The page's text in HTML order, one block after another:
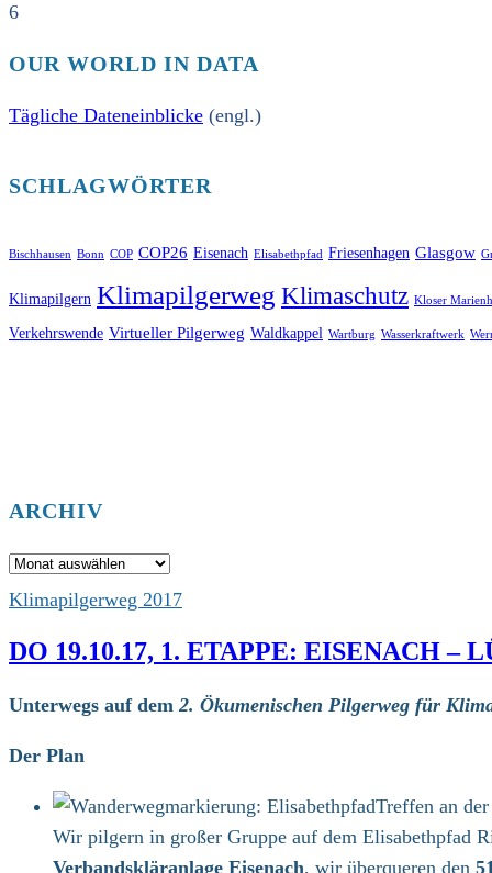
6
OUR WORLD IN DATA
Tägliche Dateneinblicke (engl.)
SCHLAGWÖRTER
Bischhausen Bonn COP COP26 Eisenach Elisabethpfad Friesenhagen Glasgow
Klimapilgern Klimapilgerweg Klimaschutz Kloser
Verkehrswende Virtueller Pilgerweg Waldkappel Wartburg Wasserkraftwerk
ARCHIV
Archiv
Klimapilgerweg 2017
DO 19.10.17, 1. ETAPPE: EISENACH –
Unterwegs auf dem 2. Ökumenischen Pilgerweg für
Der Plan
Treffen an
Wir pilgern in großer Gruppe auf dem Elisabethpfad
Verbandskläranlage Eisenach, wir überqueren den